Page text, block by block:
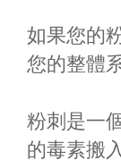
如果您的
您的整體
粉刺是一
的毒素搬